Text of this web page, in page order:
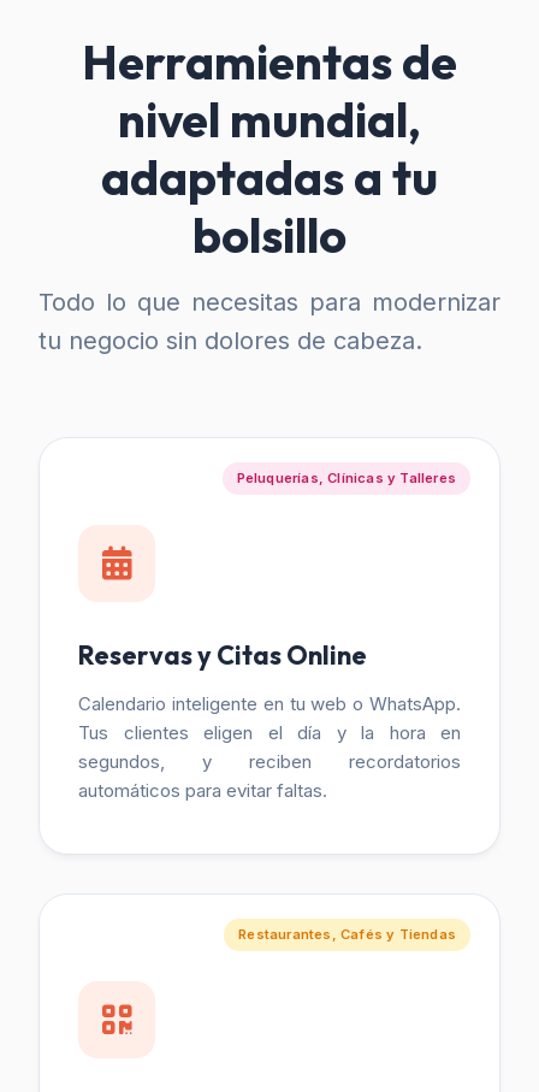
Herramientas de
nivel mundial,
adaptadas a tu
bolsillo
Todo lo que necesitas para modernizar
tu negocio sin dolores de cabeza.
Peluquerías, Clínicas y Talleres
Reservas y Citas Online
Calendario inteligente en tu web o WhatsApp.
Tus clientes eligen el día y la hora en
segundos, y reciben recordatorios
automáticos para evitar faltas.
Restaurantes, Cafés y Tiendas